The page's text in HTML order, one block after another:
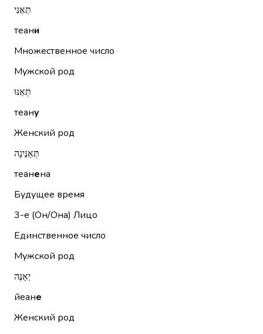
תְּאַנִּי
теани
Множественное число
Мужской род
תְּאַנּוּ
теану
Женский род
תְּאַנֶּינָה
теанена
Будущее время
3-е (Он/Она) Лицо
Единственное число
Мужской род
יְאַנֶּה
йеане
Женский род